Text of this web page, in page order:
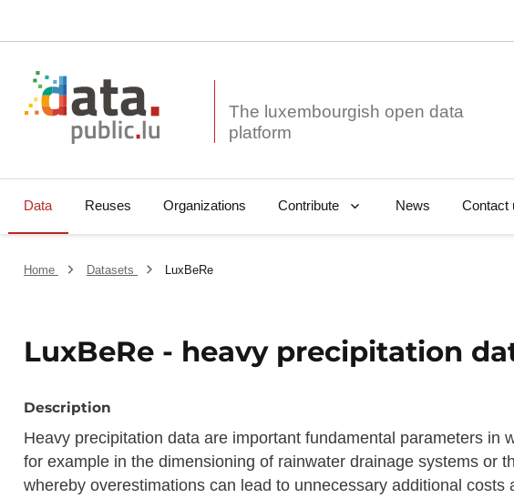
The luxembourgish open data
Data Reuses Organizations Contribute News Contact
Home Datasets LuxBeRe
LuxBeRe - heavy precipitation
Description
Heavy precipitation data are important fundamental parameters in
for example in the dimensioning of rainwater drainage systems or
whereby overestimations can lead to unnecessary additional